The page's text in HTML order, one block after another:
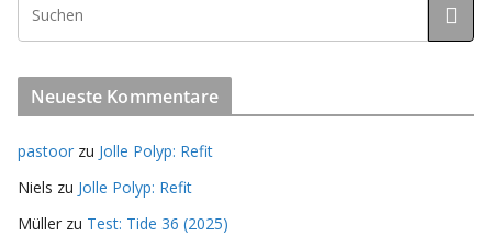
Neueste Kommentare
pastoor zu Jolle Polyp: Refit
Niels zu Jolle Polyp: Refit
Müller zu Test: Tide 36 (2025)